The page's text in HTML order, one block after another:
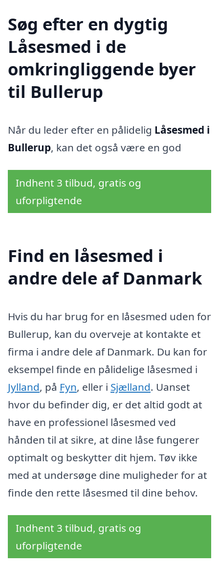
Søg efter en dygtig
Låsesmed i de
omkringliggende byer
til Bullerup
Når du leder efter en pålidelig Låsesmed i
Bullerup, kan det også være en god
Indhent 3 tilbud, gratis og
uforpligtende
Find en låsesmed i
andre dele af Danmark
Hvis du har brug for en låsesmed uden for
Bullerup, kan du overveje at kontakte et
firma i andre dele af Danmark. Du kan for
eksempel finde en pålidelige låsesmed i
Jylland, på Fyn, eller i Sjælland. Uanset
hvor du befinder dig, er det altid godt at
have en professionel låsesmed ved
hånden til at sikre, at dine låse fungerer
optimalt og beskytter dit hjem. Tøv ikke
med at undersøge dine muligheder for at
finde den rette låsesmed til dine behov.
Indhent 3 tilbud, gratis og
uforpligtende